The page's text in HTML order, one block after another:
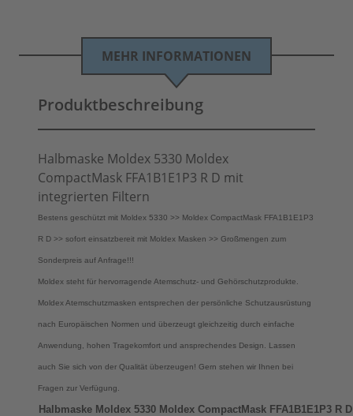
MEHR INFORMATIONEN
Produktbeschreibung
Halbmaske Moldex 5330 Moldex
CompactMask FFA1B1E1P3 R D mit
integrierten Filtern
Bestens geschützt mit Moldex 5330 >> Moldex CompactMask FFA1B1E1P3
R D >> sofort einsatzbereit mit Moldex Masken >> Großmengen zum
Sonderpreis auf Anfrage!!!
Moldex steht für hervorragende Atemschutz- und Gehörschutzprodukte.
Moldex Atemschutzmasken entsprechen der persönliche Schutzausrüstung
nach Europäischen Normen und überzeugt gleichzeitig durch einfache
Anwendung, hohen Tragekomfort und ansprechendes Design. Lassen
auch Sie sich von der Qualität überzeugen! Gern stehen wir Ihnen bei
Fragen zur Verfügung.
Halbmaske Moldex 5330 Moldex CompactMask FFA1B1E1P3 R